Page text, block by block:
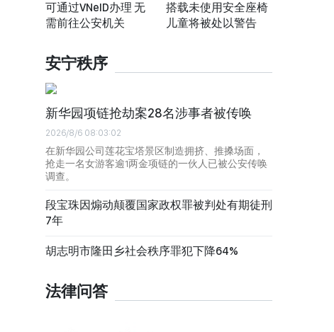
可通过VNeID办理 无
需前往公安机关
搭载未使用安全座椅
儿童将被处以警告
安宁秩序
新华园项链抢劫案28名涉事者被传唤
2026/8/6 08:03:02
在新华园公司莲花宝塔景区制造拥挤、推搡场面，
抢走一名女游客逾1两金项链的一伙人已被公安传唤
调查。
段宝珠因煽动颠覆国家政权罪被判处有期徒刑
7年
胡志明市隆田乡社会秩序罪犯下降64%
法律问答